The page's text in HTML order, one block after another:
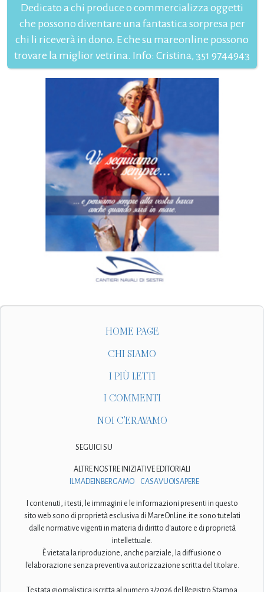
Dedicato a chi produce o commercializza oggetti
che possono diventare una fantastica sorpresa per
chi li riceverà in dono. E che su mareonline possono
trovare la miglior vetrina. Info: Cristina, 351 9744943
HOME PAGE
CHI SIAMO
I PIÙ LETTI
I COMMENTI
NOI C'ERAVAMO
SEGUICI SU
ALTRE NOSTRE INIZIATIVE EDITORIALI
ILMADEINBERGAMO
CASAVUOISAPERE
I contenuti, i testi, le immagini e le informazioni presenti in questo
sito web sono di proprietà esclusiva di MareOnLine.it e sono tutelati
dalle normative vigenti in materia di diritto d'autore e di proprietà
intellettuale.
È vietata la riproduzione, anche parziale, la diffusione o
l'elaborazione senza preventiva autorizzazione scritta del titolare.
Testata giornalistica iscritta al numero 3/2026 del Registro Stampa